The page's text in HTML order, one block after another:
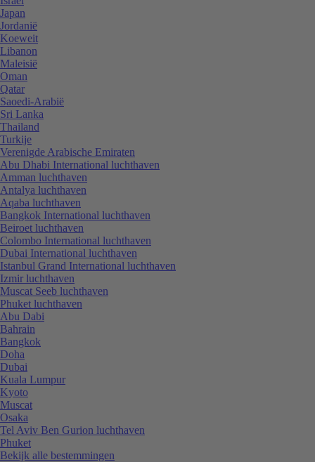
Japan
Jordanië
Koeweit
Libanon
Maleisië
Oman
Qatar
Saoedi-Arabië
Sri Lanka
Thailand
Turkije
Verenigde Arabische Emiraten
Abu Dhabi International luchthaven
Amman luchthaven
Antalya luchthaven
Aqaba luchthaven
Bangkok International luchthaven
Beiroet luchthaven
Colombo International luchthaven
Dubai International luchthaven
Istanbul Grand International luchthaven
Izmir luchthaven
Muscat Seeb luchthaven
Phuket luchthaven
Abu Dabi
Bahrain
Bangkok
Doha
Dubai
Kuala Lumpur
Kyoto
Muscat
Osaka
Tel Aviv Ben Gurion luchthaven
Phuket
Bekijk alle bestemmingen